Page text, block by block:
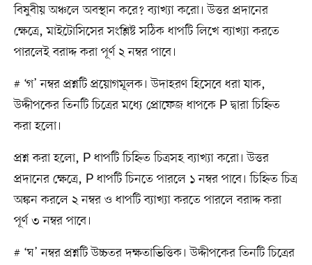
বিষুবীয় অঞ্চলে অবস্থান করে? ব্যাখ্যা করো। উত্তর প্রদানের
ক্ষেত্রে, মাইটোসিসের সংশ্লিষ্ট সঠিক ধাপটি লিখে ব্যাখ্যা করতে
পারলেই বরাদ্দ করা পূর্ণ ২ নম্বর পাবে।
# ‘গ’ নম্বর প্রশ্নটি প্রয়োগমূলক। উদাহরণ হিসেবে ধরা যাক,
উদ্দীপকের তিনটি চিত্রের মধ্যে প্রোফেজ ধাপকে P দ্বারা চিহ্নিত
করা হলো।
প্রশ্ন করা হলো, P ধাপটি চিহ্নিত চিত্রসহ ব্যাখ্যা করো। উত্তর
প্রদানের ক্ষেত্রে, P ধাপটি চিনতে পারলে ১ নম্বর পাবে। চিহ্নিত চিত্র
অঙ্কন করলে ২ নম্বর ও ধাপটি ব্যাখ্যা করতে পারলে বরাদ্দ করা
পূর্ণ ৩ নম্বর পাবে।
# ‘ঘ’ নম্বর প্রশ্নটি উচ্চতর দক্ষতাভিত্তিক। উদ্দীপকের তিনটি চিত্রের